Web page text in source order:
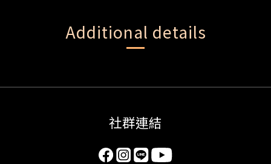
Additional details
社群連結